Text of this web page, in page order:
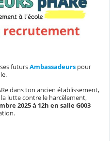
futursAmbassadeurs pour
dans ton ancien établissement,
lutte contre le harcèlement,
2025 à 12h en salle G003